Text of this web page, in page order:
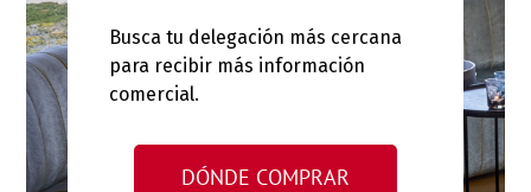
Busca tu delegación más cercana
para recibir más información
comercial.
DÓNDE COMPRAR